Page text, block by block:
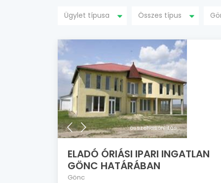
Ügylet típusa Összes típus
összehasonlítás
ELADÓ ÓRIÁSI IPARI INGATLAN
GÖNC HATÁRÁBAN
Gönc